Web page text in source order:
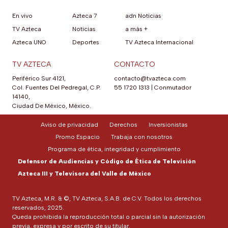
En vivo
TV Azteca
Azteca UNO
Azteca 7
Noticias
Deportes
adn Noticias
a más +
TV Azteca Internacional
TV AZTECA
Periférico Sur 4121,
Col. Fuentes Del Pedregal, C.P.
14140,
Ciudad De México, México.
CONTACTO
contacto@tvazteca.com
55 1720 1313
Conmutador
TV Azteca, M.R. & ©, TV Azteca, S.A.B. de C.V. Todos los derechos
reservados, 2025.
Queda prohibida la reproducción total o parcial sin la autorización
previa, expresa y por escrito de su titular.
Aviso de privacidad Derechos
Inversionistas
Promo Espacio
Trabaja con nosotros
Programa de ética, integridad y cumplimiento
Defensor de Audiencias y Código de Ética de Televisión
Azteca III y Televisora del Valle de México